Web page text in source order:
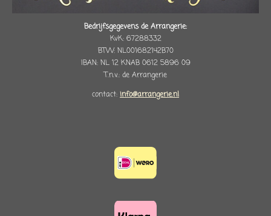
Bedrijfsgegevens de Arrangerie:
KvK: 67288332
BTW: NL001682142B70
IBAN: NL 12 KNAB 0612 5896 09
T.n.v.: de Arrangerie
contact: info@arrangerie.nl